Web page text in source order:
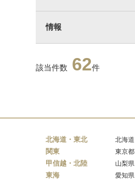
情報
該当件数 62件
北海道・東北 北海道
関東 東京都
甲信越・北陸 山梨県
東海 愛知県